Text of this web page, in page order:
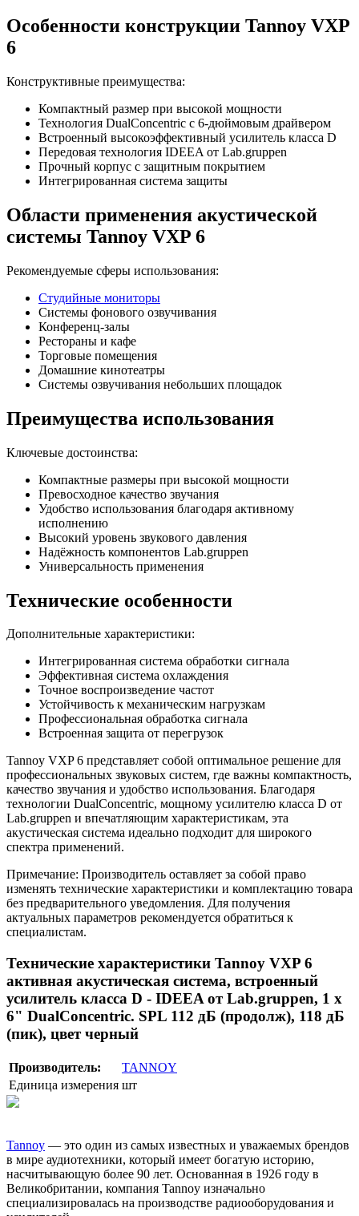
Особенности конструкции Tannoy VXP
6
Конструктивные преимущества:
Компактный размер при высокой мощности
Технология DualConcentric с 6-дюймовым драйвером
Встроенный высокоэффективный усилитель класса D
Передовая технология IDEEA от Lab.gruppen
Прочный корпус с защитным покрытием
Интегрированная система защиты
Области применения акустической
системы Tannoy VXP 6
Рекомендуемые сферы использования:
Студийные мониторы
Системы фонового озвучивания
Конференц-залы
Рестораны и кафе
Торговые помещения
Домашние кинотеатры
Системы озвучивания небольших площадок
Преимущества использования
Ключевые достоинства:
Компактные размеры при высокой мощности
Превосходное качество звучания
Удобство использования благодаря активному
исполнению
Высокий уровень звукового давления
Надёжность компонентов Lab.gruppen
Универсальность применения
Технические особенности
Дополнительные характеристики:
Интегрированная система обработки сигнала
Эффективная система охлаждения
Точное воспроизведение частот
Устойчивость к механическим нагрузкам
Профессиональная обработка сигнала
Встроенная защита от перегрузок
Tannoy VXP 6 представляет собой оптимальное решение для
профессиональных звуковых систем, где важны компактность,
качество звучания и удобство использования. Благодаря
технологии DualConcentric, мощному усилителю класса D от
Lab.gruppen и впечатляющим характеристикам, эта
акустическая система идеально подходит для широкого
спектра применений.
Примечание: Производитель оставляет за собой право
изменять технические характеристики и комплектацию товара
без предварительного уведомления. Для получения
актуальных параметров рекомендуется обратиться к
специалистам.
Технические характеристики Tannoy VXP 6
активная акустическая система, встроенный
усилитель класса D - IDEEA от Lab.gruppen, 1 х
6" DualConcentric. SPL 112 дБ (продолж), 118 дБ
(пик), цвет черный
Производитель:
TANNOY
Единица измерения шт
Tannoy — это один из самых известных и уважаемых брендов
в мире аудиотехники, который имеет богатую историю,
насчитывающую более 90 лет. Основанная в 1926 году в
Великобритании, компания Tannoy изначально
специализировалась на производстве радиооборудования и